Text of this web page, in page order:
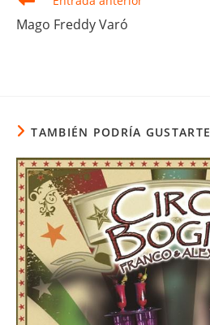
artículos
Mago Freddy Varó
TAMBIÉN PODRÍA GUSTARTE